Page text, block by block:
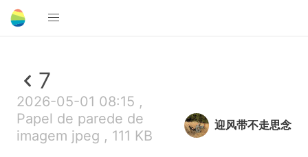
7
2026-05-01 08:15 ,
Papel de parede de
imagem jpeg , 111 KB
迎风带不走思念